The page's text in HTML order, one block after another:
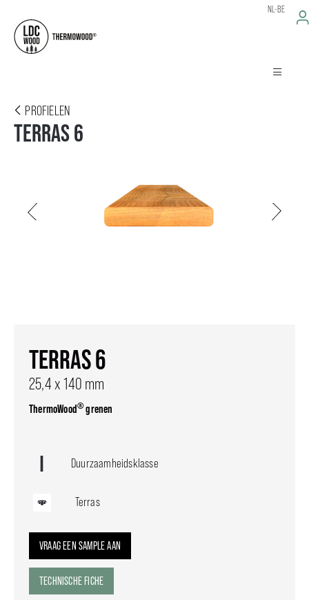
NL-BE
PROFIELEN
TERRAS 6
Vorige Volgende
TERRAS 6
25,4 x 140 mm
ThermoWood®grenen
Duurzaamheidsklasse
Terras
VRAAG EEN SAMPLE AAN
TECHNISCHE FICHE